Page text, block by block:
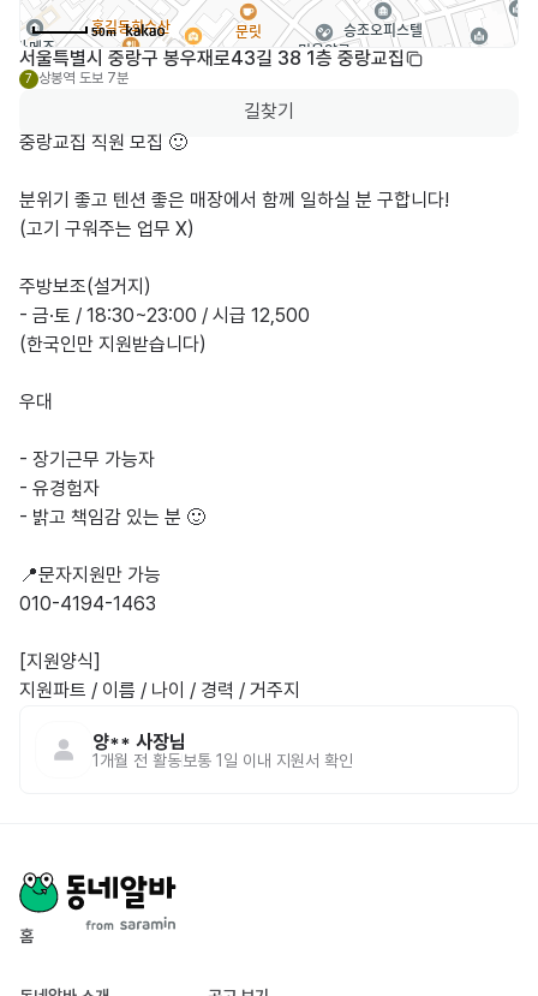
50m
서울특별시 중랑구 봉우재로43길 38 1층 중랑교집
7 상봉역 도보 7분
길찾기
중랑교집 직원 모집 🙂
분위기 좋고 텐션 좋은 매장에서 함께 일하실 분 구합니다!
(고기 구워주는 업무 X)
주방보조(설거지)
- 금·토 / 18:30~23:00 / 시급 12,500
(한국인만 지원받습니다)
우대
- 장기근무 가능자
- 유경험자
- 밝고 책임감 있는 분 🙂
📍문자지원만 가능
010-4194-1463
[지원양식]
양** 사장님
1개월 전 활동보통 1일 이내 지원서 확인
홈